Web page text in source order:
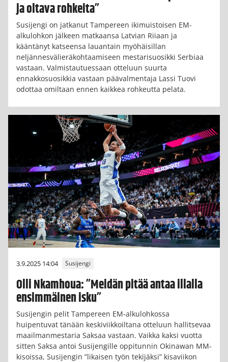
ja oltava rohkeita”
Susijengi on jatkanut Tampereen ikimuistoisen EM-
alkulohkon jälkeen matkaansa Latvian Riiaan ja
kääntänyt katseensa lauantain myöhäisillan
neljännesvälieräkohtaamiseen mestarisuosikki Serbiaa
vastaan. Valmistautuessaan otteluun suurta
ennakkosuosikkia vastaan päävalmentaja Lassi Tuovi
odottaa omiltaan ennen kaikkea rohkeutta pelata.
3.9.2025 14:04 Susijengi
Olli Nkamhoua: ”Meidän pitää antaa illalla
ensimmäinen isku”
Susijengin pelit Tampereen EM-alkulohkossa
huipentuvat tänään keskiviikkoiltana otteluun hallitsevaa
maailmanmestaria Saksaa vastaan. Vaikka kaksi vuotta
sitten Saksa antoi Susijengille oppitunnin Okinawan MM-
kisoissa, Susijengin ”likaisen työn tekijäksi” kisaviikon